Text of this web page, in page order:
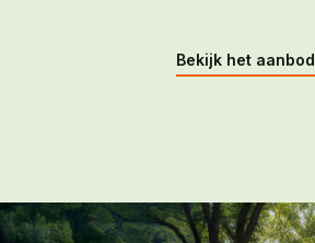
Bekijk het aanbod